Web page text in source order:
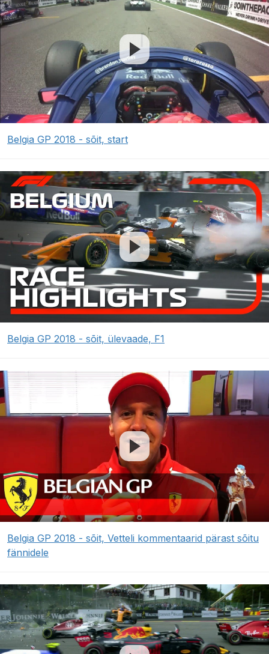
Belgia GP 2018 - sõit, start
Belgia GP 2018 - sõit, ülevaade, F1
Belgia GP 2018 - sõit, Vetteli kommentaarid pärast sõitu
fännidele